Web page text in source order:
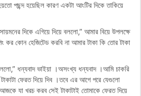
পছন্দ হয়েছিল কারণ একটা আংটির দিকে তাকিয়ে
দিকে এগিয়ে দিয়ে বললো,” আমার বিয়ে উপলক্ষে
কর কোন হেজিটেড করবি না আমার টাকা কি তোর টাকা
ধন্যবাদ ভাইয়া ।অসংখ্য ধন্যবাদ ।আমি চাকরি
ফেরত দিয়ে দিব ।তবে এর আগে পরে যেগুলো
যা খরচ করব সেই টাকাটাই তোমাকে ফেরত দিয়ে